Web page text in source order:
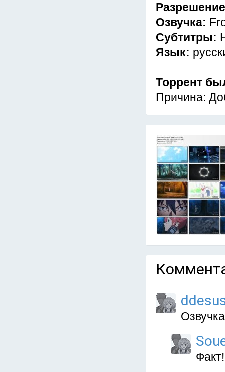
Озвучка:
Субтитры:
Язык:
Торрент
Причина:
Факт!